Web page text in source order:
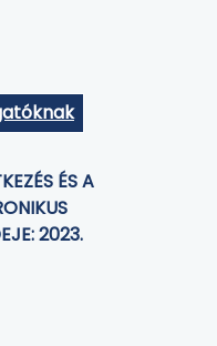
ÉS A
2023.